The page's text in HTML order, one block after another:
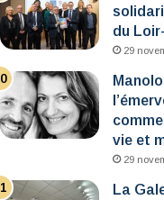
du
29
vie et
29
La